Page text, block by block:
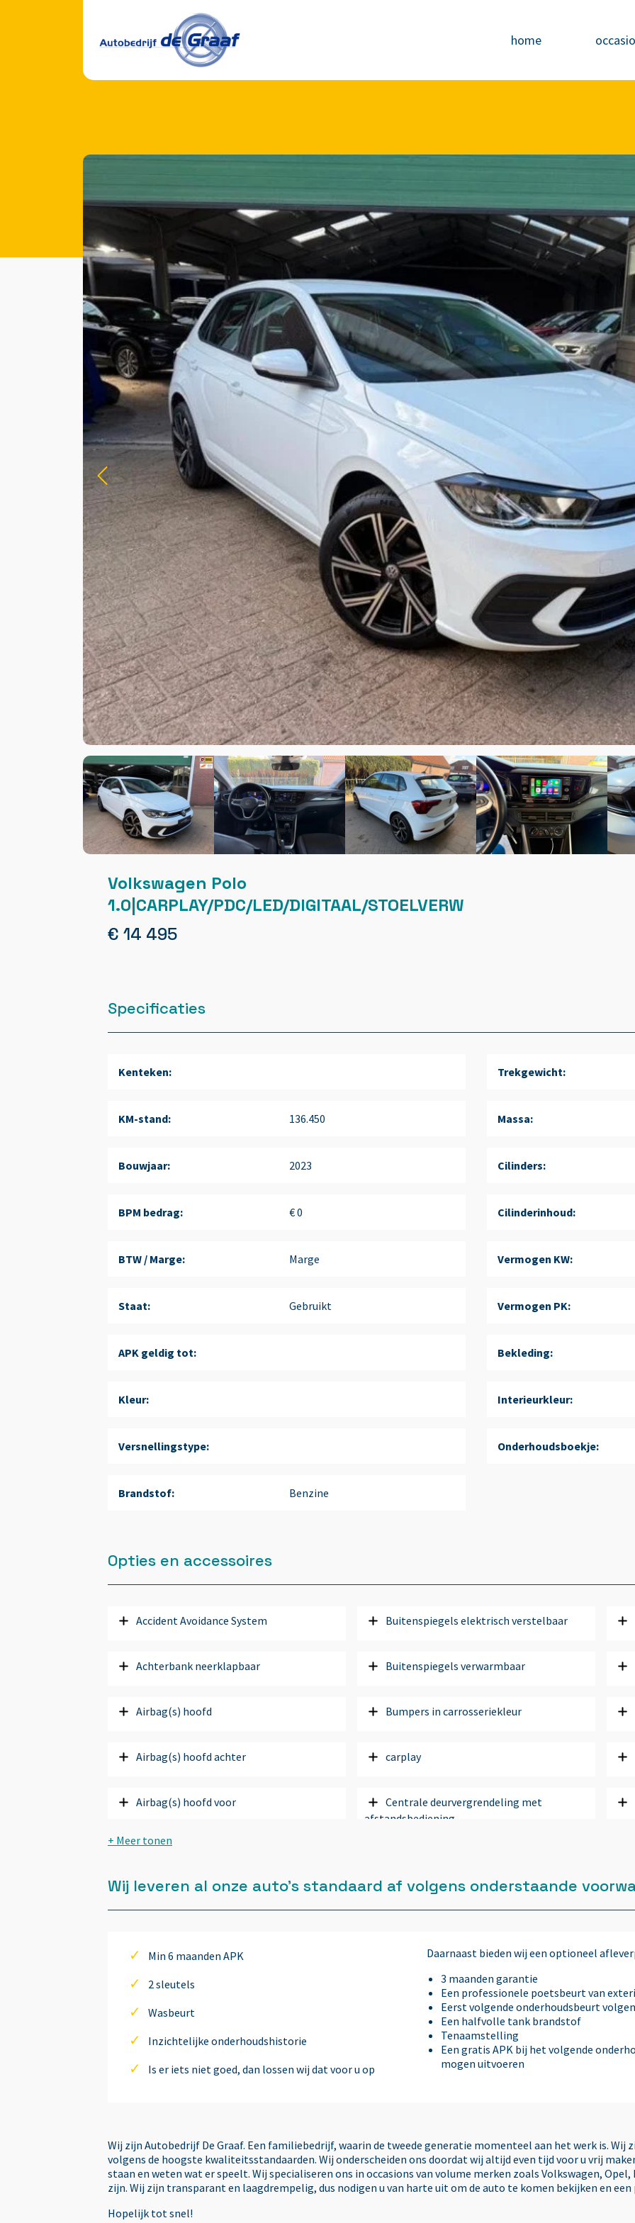
home
Volkswagen Polo
1.0|CARPLAY/PDC/LED/DIGITAAL/STOELVERW
€ 14 495
Specificaties
Kenteken:
KM-stand: 136.450
Bouwjaar: 2023
BPM bedrag: € 0
BTW / Marge: Marge
Staat: Gebruikt
APK geldig tot:
Kleur:
Versnellingstype:
Brandstof: Benzine
Trekgewicht:
Massa:
Cilinders:
Cilinderinhoud:
Vermogen KW:
Vermogen PK:
Bekleding:
Interieurkleur:
Onderhoudsboekje:
Opties en accessoires
Accident Avoidance System
Achterbank neerklapbaar
Airbag(s) hoofd
Airbag(s) hoofd achter
Airbag(s) hoofd voor
Airbag(s) side voor
Airbag bestuurder
Airco
Autotelefoonvoorbereiding met
Bestuurdersstoel in hoogte verstelbaar
Buitenspiegels elektrisch verstelbaar
Buitenspiegels verwarmbaar
Bumpers in carrosseriekleur
carplay
Centrale deurvergrendeling met
afstandsbediening
DAB-ontvanger
Dimlichten automatisch
Electronic Stability Program (ESP)
Elektrische ramen voor
LED achterlichten
Wij leveren al onze auto’s standaard af volgens onderstaande
Min 6 maanden APK
2 sleutels
Wasbeurt
Inzichtelijke onderhoudshistorie
Is er iets niet goed, dan lossen wij dat voor u op
Daarnaast bieden wij een optioneel
3 maanden garantie
Een professionele poetsbeurt van
Eerst volgende onderhoudsbeurt
Een halfvolle tank brandstof
Tenaamstelling
Een gratis APK bij het volgende
mogen uitvoeren
Wij zijn Autobedrijf De Graaf. Een familiebedrijf, waarin de tweede generatie momenteel aan het werk is. Wij
volgens de hoogste kwaliteitsstandaarden. Wij onderscheiden ons doordat wij altijd even tijd voor u vrij
staan en weten wat er speelt. Wij specialiseren ons in occasions van volume merken zoals Volkswagen,
zijn. Wij zijn transparant en laagdrempelig, dus nodigen u van harte uit om de auto te komen bekijken en
Hopelijk tot snel!